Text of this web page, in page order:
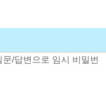
/답변으로 임시 비밀번